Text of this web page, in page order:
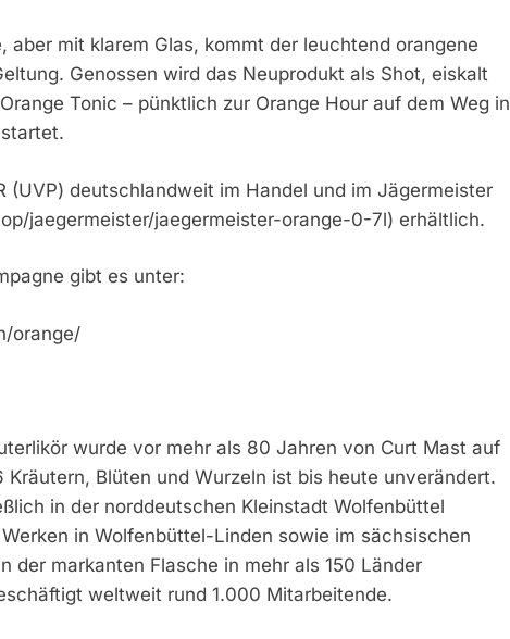
aber mit klarem Glas, kommt der leuchtend orangene
Genossen wird das Neuprodukt als Shot, eiskalt
Tonic – pünktlich zur Orange Hour auf dem Weg in
(UVP) deutschlandweit im Handel und im Jägermeister
jaegermeister/jaegermeister-orange-0-7l) erhältlich.
gibt es unter:
orange/
wurde vor mehr als 80 Jahren von Curt Mast auf
Blüten und Wurzeln ist bis heute unverändert.
in der norddeutschen Kleinstadt Wolfenbüttel
in Wolfenbüttel-Linden sowie im sächsischen
der markanten Flasche in mehr als 150 Länder
weltweit rund 1.000 Mitarbeitende.